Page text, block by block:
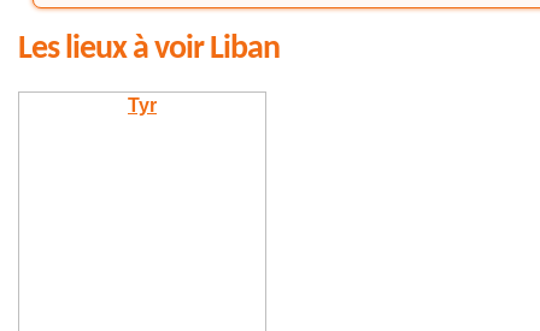
Les lieux à voir Liban
Tyr